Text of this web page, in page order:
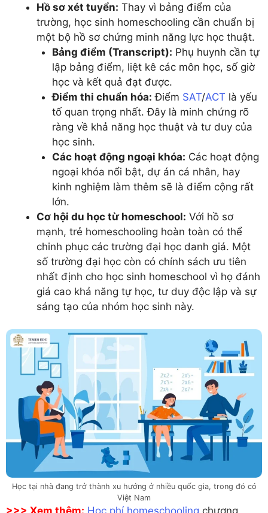
Hồ sơ xét tuyển: Thay vì bảng điểm của
trường, học sinh homeschooling cần chuẩn bị
một bộ hồ sơ chứng minh năng lực học thuật.
Bảng điểm (Transcript): Phụ huynh cần tự
lập bảng điểm, liệt kê các môn học, số giờ
học và kết quả đạt được.
Điểm thi chuẩn hóa: Điểm SAT/ACT là yếu
tố quan trọng nhất. Đây là minh chứng rõ
ràng về khả năng học thuật và tư duy của
học sinh.
Các hoạt động ngoại khóa: Các hoạt động
ngoại khóa nổi bật, dự án cá nhân, hay
kinh nghiệm làm thêm sẽ là điểm cộng rất
lớn.
Cơ hội du học từ homeschool: Với hồ sơ
mạnh, trẻ homeschooling hoàn toàn có thể
chinh phục các trường đại học danh giá. Một
số trường đại học còn có chính sách ưu tiên
nhất định cho học sinh homeschool vì họ đánh
giá cao khả năng tự học, tư duy độc lập và sự
sáng tạo của nhóm học sinh này.
Học tại nhà đang trở thành xu hướng ở nhiều quốc gia, trong đó có
Việt Nam
>>> Xem thêm: Học phí homeschooling chương